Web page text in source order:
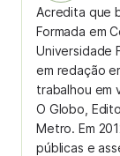
Acredita que
Formada em
Universidade
em redação
trabalhou em
O Globo,
Metro. Em
públicas e